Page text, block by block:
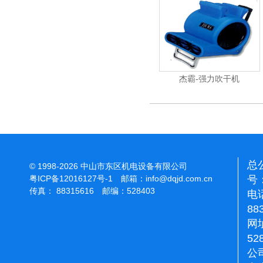
杰霸-强力吹干机
© 1998-2026 中山市东区机电设备有限公司
粤ICP备12016127号-1
邮箱： info@dqjd.com.cn
传真： 88315616 邮编：528403
总
号
电
网
公